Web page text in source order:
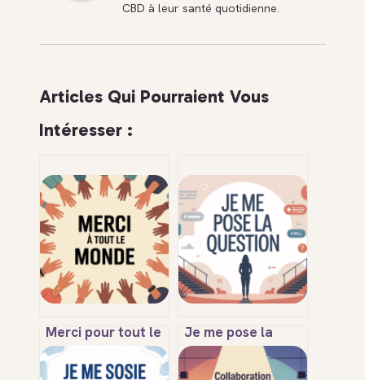
CBD à leur santé quotidienne.
Articles Qui Pourraient Vous
Intéresser :
Merci pour tout le
monde : usages,
sens et bonnes
Je me pose la
question :
comment